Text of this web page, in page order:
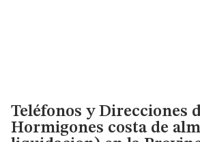
Teléfonos y Direcciones
Hormigones costa de